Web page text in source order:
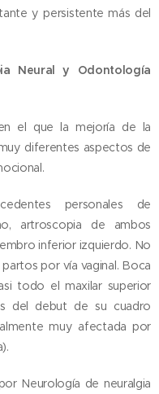
y persistente más del
Neural y Odontología
el que la mejoría de la
diferentes aspectos de
personales de
artroscopia de ambos
inferior izquierdo. No
por vía vaginal. Boca
todo el maxilar superior
del debut de su cuadro
muy afectada por
Neurología de neuralgia